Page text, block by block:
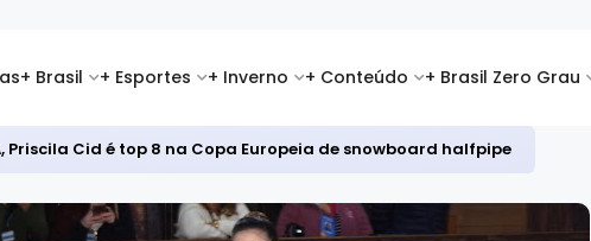
+ Brasil + Esportes + Inverno + Conteúdo + Brasil Zero Grau
Priscila Cid é top 8 na Copa Europeia de snowboard halfpipe